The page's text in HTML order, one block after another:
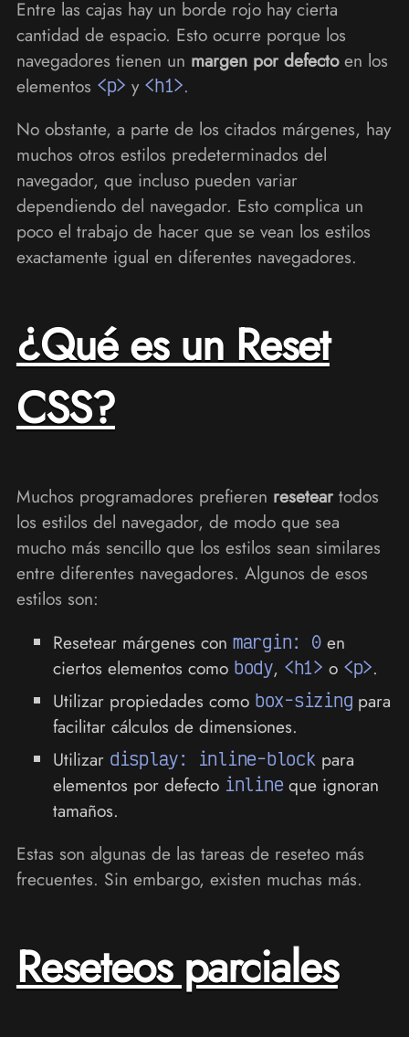
Entre las cajas hay un borde rojo hay cierta
cantidad de espacio. Esto ocurre porque los
navegadores tienen un margen por defectoen los
elementos <p> y <h1>.
No obstante, a parte de los citados márgenes, hay
muchos otros estilos predeterminados del
navegador, que incluso pueden variar
dependiendo del navegador. Esto complica un
poco el trabajo de hacer que se vean los estilos
exactamente igual en diferentes navegadores.
¿Qué es un Reset
CSS?
Muchos programadores prefieren reseteartodos
los estilos del navegador, de modo que sea
mucho más sencillo que los estilos sean similares
entre diferentes navegadores. Algunos de esos
estilos son:
Resetear márgenes con margin: 0en
ciertos elementos como body, <h1> o <p>.
Utilizar propiedades como box-sizing para
facilitar cálculos de dimensiones.
Utilizar display: inline-blockpara
elementos por defecto inline que ignoran
tamaños.
Estas son algunas de las tareas de reseteo más
frecuentes. Sin embargo, existen muchas más.
Reseteos parciales